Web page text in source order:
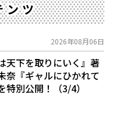
ンツ
2026年08月06日
天下を取りにいく』著
『ギャルにひかれて
別公開！（3/4）